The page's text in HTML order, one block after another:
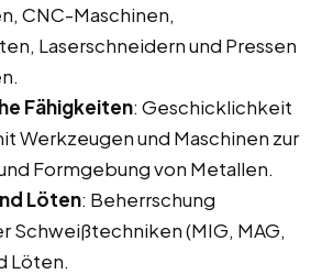
CNC-Maschinen,
Laserschneidern und Pressen
Fähigkeiten: Geschicklichkeit
Werkzeugen und Maschinen zur
Formgebung von Metallen.
Löten: Beherrschung
Schweißtechniken (MIG, MAG,
Löten.